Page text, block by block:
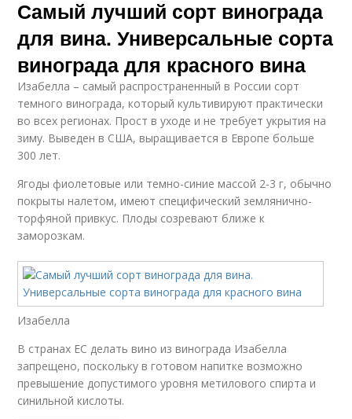
Самый лучший сорт винограда
для вина. Универсальные сорта
винограда для красного вина
Изабелла – самый распространенный в России сорт
темного винограда, который культивируют практически
во всех регионах. Прост в уходе и не требует укрытия на
зиму. Выведен в США, выращивается в Европе больше
300 лет.
Ягоды фиолетовые или темно-синие массой 2-3 г, обычно
покрыты налетом, имеют специфический землянично-
торфяной привкус. Плоды созревают ближе к
заморозкам.
Изабелла
В странах ЕС делать вино из винограда Изабелла
запрещено, поскольку в готовом напитке возможно
превышение допустимого уровня метилового спирта и
синильной кислоты.